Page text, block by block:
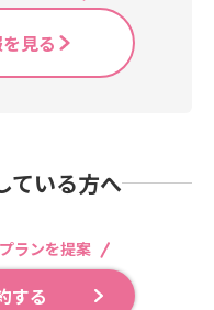
見る
ている方へ
ランを提案
する